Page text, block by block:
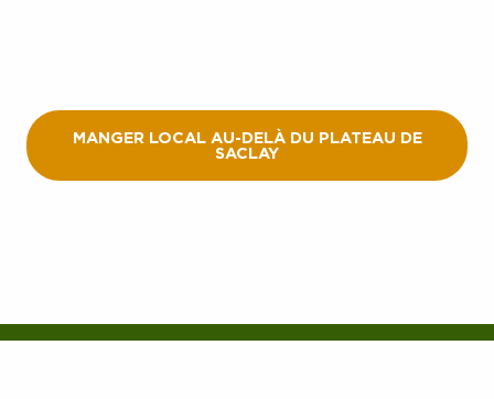
MANGER LOCAL AU-DELÀ DU PLATEAU DE
SACLAY